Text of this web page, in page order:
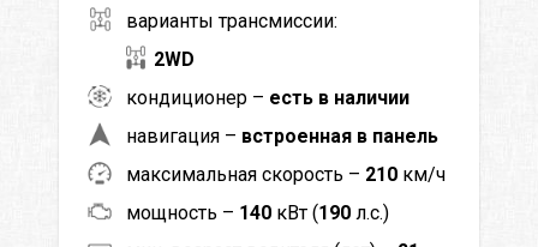
варианты трансмиссии:
2WD
кондиционер – есть в наличии
навигация – встроенная в панель
максимальная скорость – 210 км/ч
мощность – 140 кВт (190 л.с.)